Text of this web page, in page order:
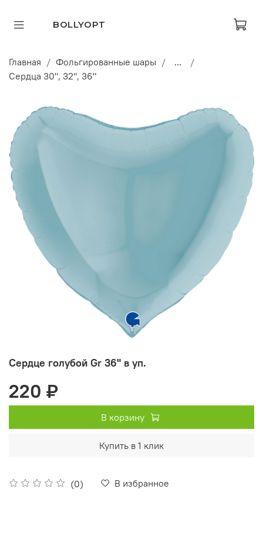
BOLLYOPT
Главная Фольгированные шары
...
Сердца 30", 32", 36"
Сердце голубой Gr 36" в уп.
(0) В избранное
220 ₽
В корзину
Купить в 1 клик